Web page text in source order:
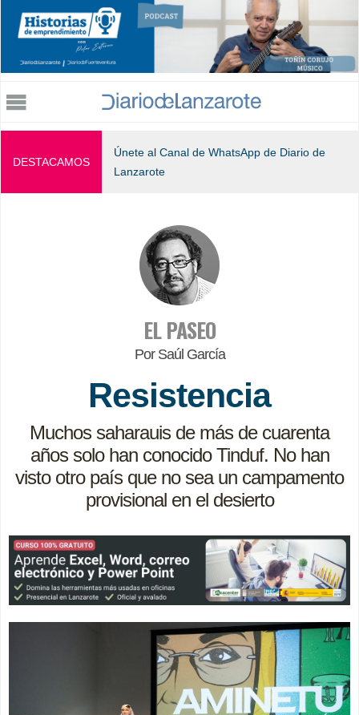
Jump to navigation
DESTACAMOS
Únete al Canal de WhatsApp de Diario de
Lanzarote
EL PASEO
Por Saúl García
Resistencia
Muchos saharauis de más de cuarenta
años solo han conocido Tinduf. No han
visto otro país que no sea un campamento
provisional en el desierto